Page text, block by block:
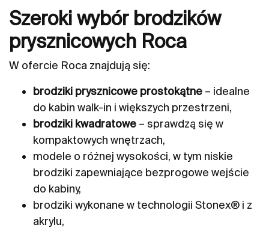
Szeroki wybór brodzików
prysznicowych Roca
W ofercie Roca znajdują się:
brodziki prysznicowe prostokątne – idealne
do kabin walk-in i większych przestrzeni,
brodziki kwadratowe – sprawdzą się w
kompaktowych wnętrzach,
modele o różnej wysokości, w tym niskie
brodziki zapewniające bezprogowe wejście
do kabiny,
brodziki wykonane w technologii Stonex® i z
akrylu,